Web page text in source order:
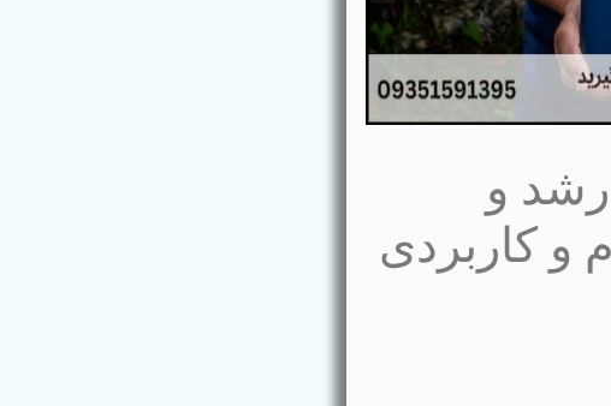
و
و کاربردی